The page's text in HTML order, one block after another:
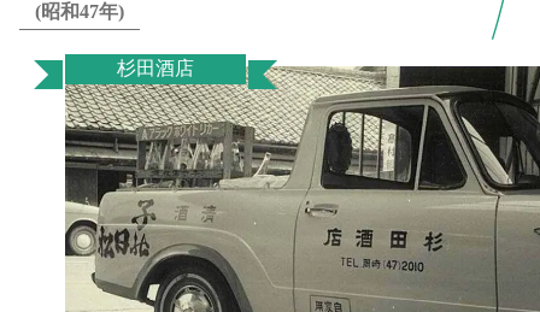
(昭和47年)
杉田酒店